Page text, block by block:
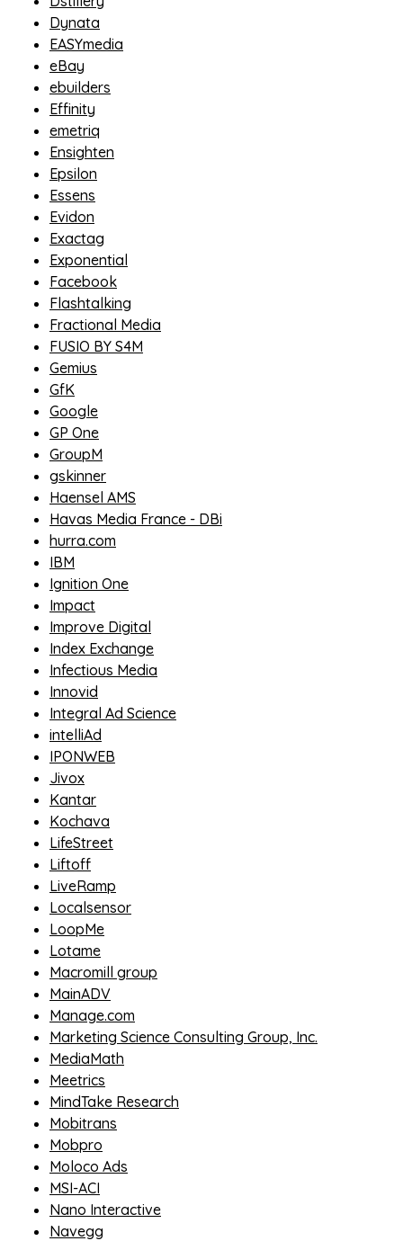
Dynata
EASYmedia
eBay
ebuilders
Effinity
emetriq
Ensighten
Epsilon
Essens
Evidon
Exactag
Exponential
Facebook
Flashtalking
Fractional Media
FUSIO BY S4M
Gemius
GfK
Google
GP One
GroupM
gskinner
Haensel AMS
Havas Media France - DBi
hurra.com
IBM
Ignition One
Impact
Improve Digital
Index Exchange
Infectious Media
Innovid
Integral Ad Science
intelliAd
IPONWEB
Jivox
Kantar
Kochava
LifeStreet
Liftoff
LiveRamp
Localsensor
LoopMe
Lotame
Macromill group
MainADV
Manage.com
Marketing Science Consulting Group, Inc.
MediaMath
Meetrics
MindTake Research
Mobitrans
Mobpro
Moloco Ads
MSI-ACI
Nano Interactive
Navegg